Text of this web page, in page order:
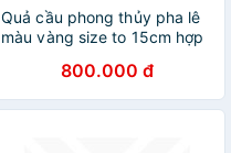
Quả cầu phong thủy pha lê
màu vàng size to 15cm hợp
phong thủy trang trí
800.000 đ